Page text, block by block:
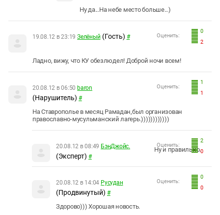
Ну да...На небе место больше...)
0
2
Оценить:
19.08.12 в 23:19 Зелёный (Гость) #
Ладно, вижу, что КУ обезлюдел! Доброй ночи всем!
1
1
Оценить:
20.08.12 в 06:50 baron
(Нарушитель) #
На Ставрополье в месяц Рамадан,был организован
православно-мусульманский лагерь.))))))))))))
2
0
Оценить:
20.08.12 в 08:49 БэнДжойс.
(Эксперт) #
Ну и правильно.
0
0
Оценить:
20.08.12 в 14:04 Русудан
(Продвинутый) #
Здорово))) Хорошая новость.